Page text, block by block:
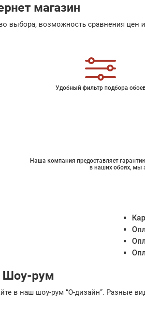
магазин
возможность сравнения цен
Удобный фильтр подбора
Наша компания предоставляет
в наших обоях, мы
Шоу-рум
в наш шоу-рум “О-дизайн”. Разные